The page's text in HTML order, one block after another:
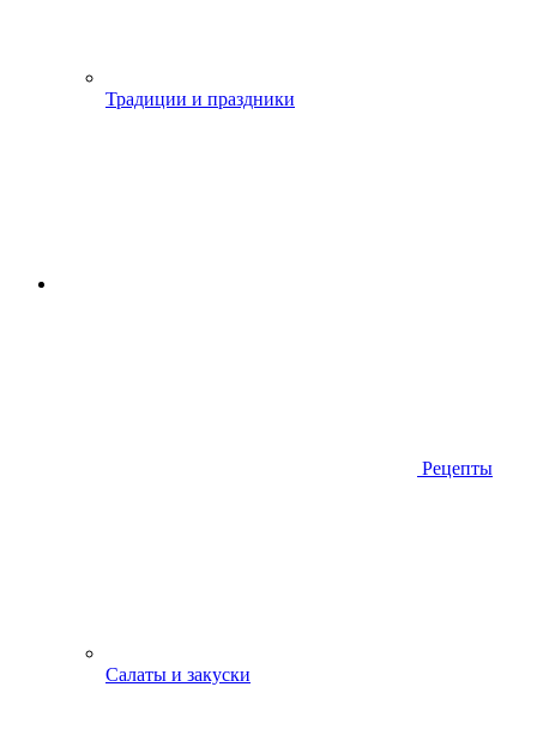
Традиции и праздники
Рецепты
Салаты и закуски